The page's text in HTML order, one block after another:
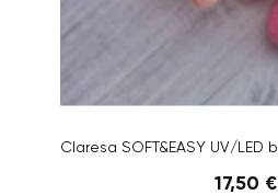
17,50 €